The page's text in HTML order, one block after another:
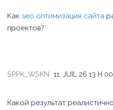
Как seo оптимизация сайта
проектов?
SPPK_WSKN 11. JUIL 26 13 H
Какой результат